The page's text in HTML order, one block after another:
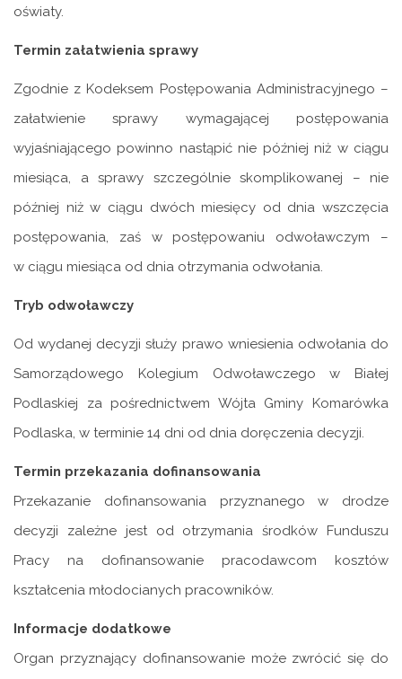
oświaty.
Termin załatwienia sprawy
Zgodnie z Kodeksem Postępowania Administracyjnego –
załatwienie sprawy wymagającej postępowania
wyjaśniającego powinno nastąpić nie później niż w ciągu
miesiąca, a sprawy szczególnie skomplikowanej – nie
później niż w ciągu dwóch miesięcy od dnia wszczęcia
postępowania, zaś w postępowaniu odwoławczym –
w ciągu miesiąca od dnia otrzymania odwołania.
Tryb odwoławczy
Od wydanej decyzji służy prawo wniesienia odwołania do
Samorządowego Kolegium Odwoławczego w Białej
Podlaskiej za pośrednictwem Wójta Gminy Komarówka
Podlaska, w terminie 14 dni od dnia doręczenia decyzji.
Termin przekazania dofinansowania
Przekazanie dofinansowania przyznanego w drodze
decyzji zależne jest od otrzymania środków Funduszu
Pracy na dofinansowanie pracodawcom kosztów
kształcenia młodocianych pracowników.
Informacje dodatkowe
Organ przyznający dofinansowanie może zwrócić się do